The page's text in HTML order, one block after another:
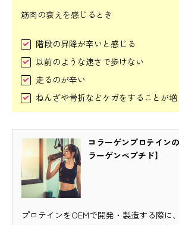
筋肉の衰えを感じるとき
階段の昇降が辛いと感じる
以前のような速さで歩けない
走るのが辛い
ねんざや骨折などケガをすることが増
コラーゲンプロテイン
ラーゲンペプチド】
プロテインをOEMで開発・製造する際に